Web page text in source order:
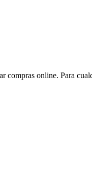
compras online. Para